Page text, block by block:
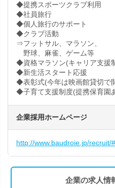
◆提携スポーツクラブ利用
◆社員旅行
◆個人旅行のサポート
◆クラブ活動
⇒フットサル、マラソン、
野球、麻雀、ゲーム等
◆資格マラソン(キャリア支援
◆新生活スタート応援
◆表彰式(今年は映画館貸切で
◆子育て支援制度(提携保育園
企業採用ホームページ
http://www.baudroie.jp/recruit/
企業の求人情